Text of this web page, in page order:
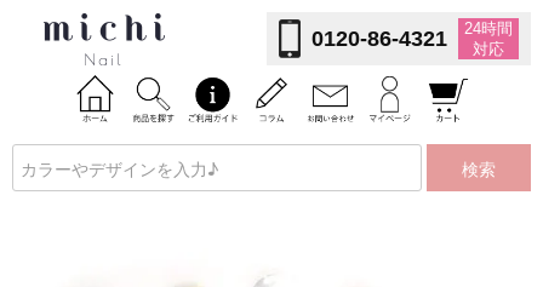
0120-86-4321
24時間
対応
検索